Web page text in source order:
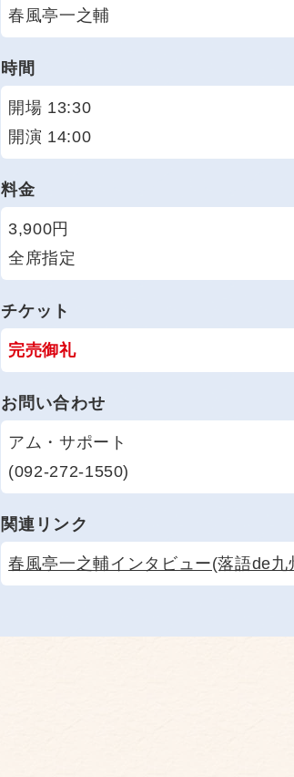
春風亭一之輔
時間
開場 13:30
開演 14:00
料金
3,900円
全席指定
チケット
完売御礼
お問い合わせ
アム・サポート
(092-272-1550)
関連リンク
春風亭一之輔インタビュー(落語de九